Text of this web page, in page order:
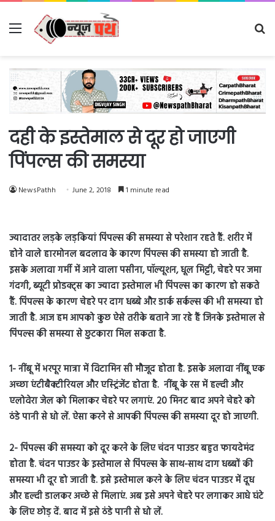
Menu
दही के इस्तेमाल से दूर हो जाएगी
पिंपल्स की समस्या
NewsPathh June 2, 2018 1 minute read
ज्यादातर लड़के लड़कियां पिंपल्स की समस्या से परेशान रहते हैं. शरीर में
होने वाले हारमोनल बदलाव के कारण पिंपल्स की समस्या हो जाती है.
इसके अलावा गर्मी में आने वाला पसीना, पॉल्यूशन, धूल मिट्टी, चेहरे पर जमा
गंदगी, ब्यूटी प्रोडक्ट्स का ज्यादा इस्तेमाल भी पिंपल्स का कारण हो सकते
हैं. पिंपल्स के कारण चेहरे पर दाग धब्बे और डार्क सर्कल्स की भी समस्या हो
जाती है. आज हम आपको कुछ ऐसे तरीके बताने जा रहे हैं जिनके इस्तेमाल से
पिंपल्स की समस्या से छुटकारा मिल सकता है.
1- नींबू में भरपूर मात्रा में विटामिन सी मौजूद होता है. इसके अलावा नींबू एक
अच्छा एंटीबैक्टीरियल और एस्ट्रिंजेंट होता है. नींबू के रस में हल्दी और
एलोवेरा जेल को मिलाकर चेहरे पर लगाएं. 20 मिनट बाद अपने चेहरे को
ठंडे पानी से धो लें. ऐसा करने से आपकी पिंपल्स की समस्या दूर हो जाएगी.
2- पिंपल्स की समस्या को दूर करने के लिए चंदन पाउडर बहुत फायदेमंद
होता है. चंदन पाउडर के इस्तेमाल से पिंपल्स के साथ-साथ दाग धब्बों की
समस्या भी दूर हो जाती है. इसे इस्तेमाल करने के लिए चंदन पाउडर में दूध
और हल्दी डालकर अच्छे से मिलाएं. अब इसे अपने चेहरे पर लगाकर आधे घंटे
के लिए छोड़ दें. बाद में इसे ठंडे पानी से धो लें.